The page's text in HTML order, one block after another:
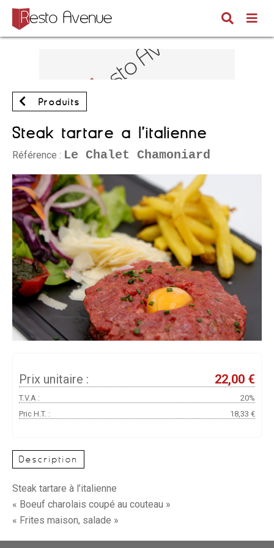
Produits
Steak tartare à l’italienne
Référence : Le Chalet Chamoniard
Prix unitaire : 22,00 €
T.V.A :
20%
Pric H.T. :
18,33 €
Description
Steak tartare à l’italienne
« Boeuf charolais coupé au couteau »
« Frites maison, salade »